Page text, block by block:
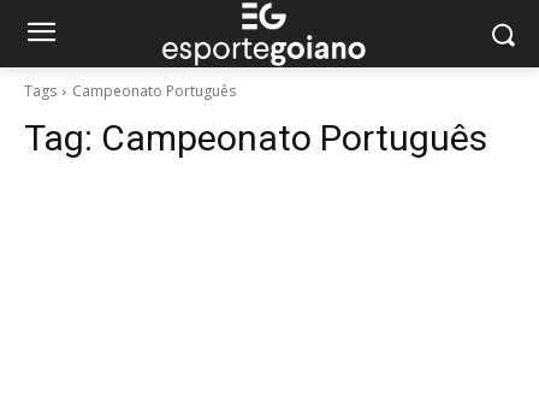
Tags Campeonato Português
Tag: Campeonato Português